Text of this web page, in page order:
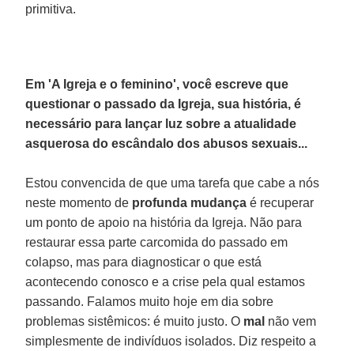
primitiva.
Em 'A Igreja e o feminino', você escreve que
questionar o passado da Igreja, sua história, é
necessário para lançar luz sobre a atualidade
asquerosa do escândalo dos abusos sexuais...
Estou convencida de que uma tarefa que cabe a nós
neste momento de profunda mudança é recuperar
um ponto de apoio na história da Igreja. Não para
restaurar essa parte carcomida do passado em
colapso, mas para diagnosticar o que está
acontecendo conosco e a crise pela qual estamos
passando. Falamos muito hoje em dia sobre
problemas sistêmicos: é muito justo. O mal não vem
simplesmente de indivíduos isolados. Diz respeito a